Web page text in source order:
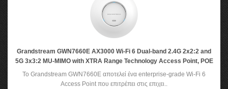
Grandstream GWN7660E AX3000 Wi-Fi 6 Dual-band 2.4G 2x2:2 and
5G 3x3:2 MU-MIMO with XTRA Range Technology Access Point, POE
Το Grandstream GWN7660E αποτελεί ένα enterprise-grade Wi-Fi 6
Access Point που επιτρέπει στις επιχει..